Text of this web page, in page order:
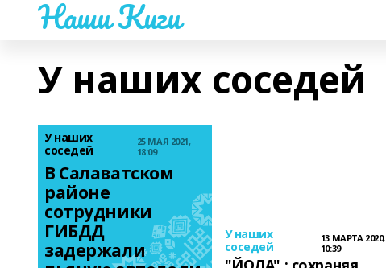
Наши Киги
У наших соседей
У наших
соседей
25 МАЯ 2021,
18:09
В Салаватском
районе
сотрудники
ГИБДД
задержали
У наших
соседей
13 МАРТА 2020,
10:39